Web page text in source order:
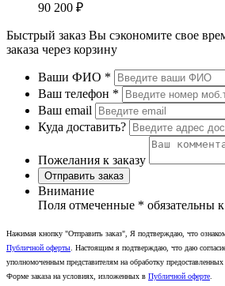
90 200 ₽
Быстрый заказ Вы сэкономите свое
заказа через корзину
Ваши ФИО *
Ваш телефон *
Ваш email
Куда доставить?
Пожелания к заказу
Отправить заказ
Внимание
Поля отмеченные * обязательны
Нажимая кнопку "Отправить заказ", Я подтверждаю, что
Публичной оферты. Настоящим я подтверждаю, что даю
уполномоченным представителям на обработку
Форме заказа на условиях, изложенных в Публичной оферте.